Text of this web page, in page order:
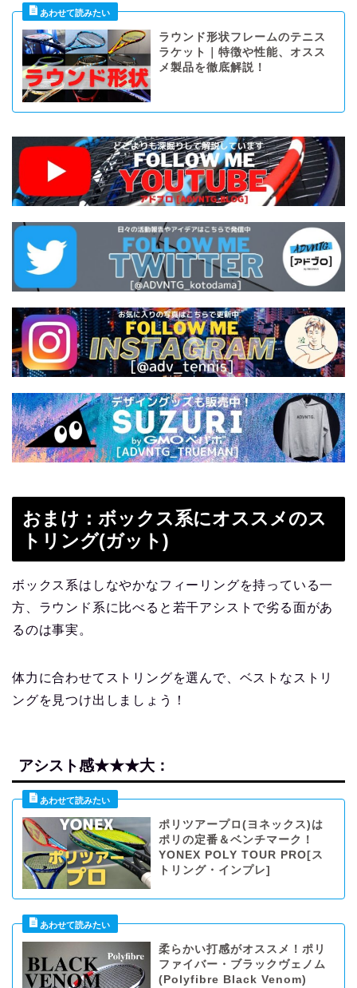
ラウンド形状フレームのテニス
ラケット｜特徴や性能、オスス
メ製品を徹底解説！
おまけ：ボックス系にオススメのス
トリング(ガット)
ボックス系はしなやかなフィーリングを持っている一
方、ラウンド系に比べると若干アシストで劣る面があ
るのは事実。
体力に合わせてストリングを選んで、ベストなストリ
ングを見つけ出しましょう！
アシスト感★★★大：
ポリツアープロ(ヨネックス)は
ポリの定番＆ベンチマーク！
YONEX POLY TOUR PRO[ス
トリング・インプレ]
柔らかい打感がオススメ！ポリ
ファイバー・ブラックヴェノム
(Polyfibre Black Venom)